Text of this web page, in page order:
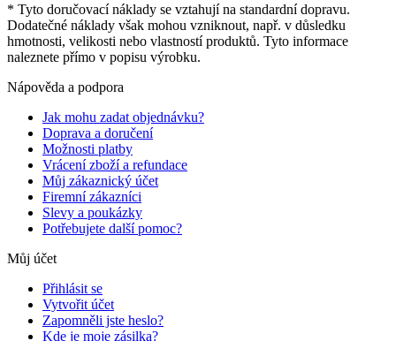
* Tyto doručovací náklady se vztahují na standardní dopravu.
Dodatečné náklady však mohou vzniknout, např. v důsledku
hmotnosti, velikosti nebo vlastností produktů. Tyto informace
naleznete přímo v popisu výrobku.
Nápověda a podpora
Jak mohu zadat objednávku?
Doprava a doručení
Možnosti platby
Vrácení zboží a refundace
Můj zákaznický účet
Firemní zákazníci
Slevy a poukázky
Potřebujete další pomoc?
Můj účet
Přihlásit se
Vytvořit účet
Zapomněli jste heslo?
Kde je moje zásilka?